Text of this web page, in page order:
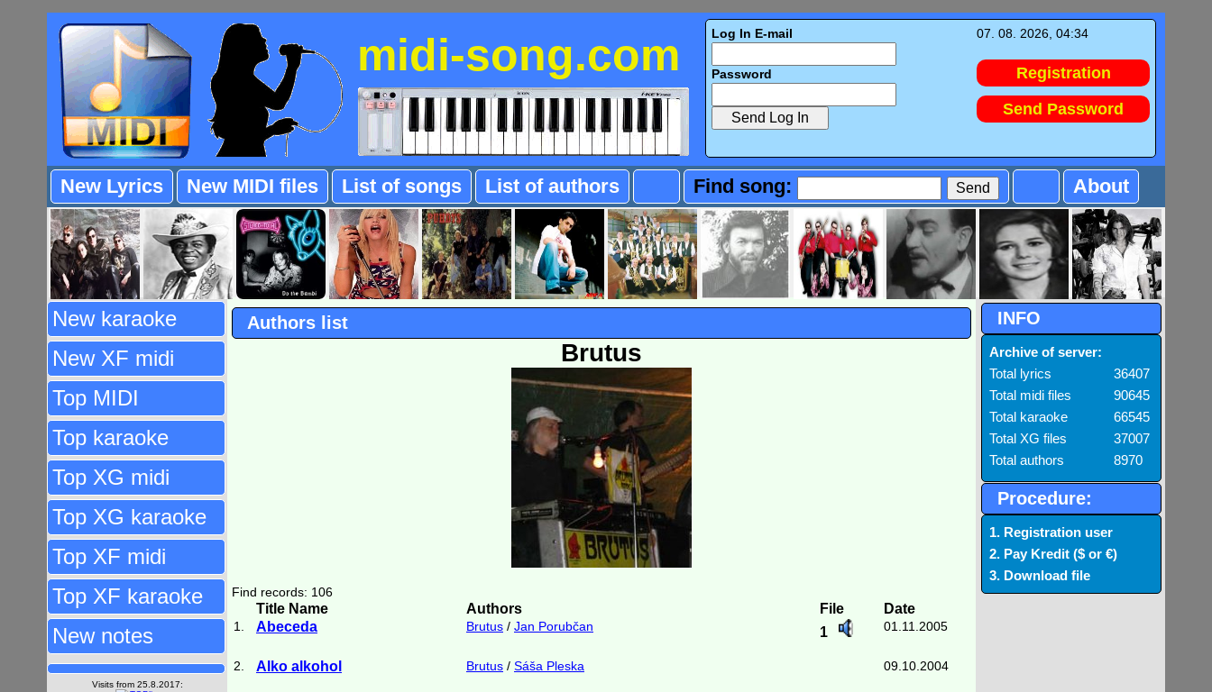
midi-song.com Log In E-mail
Password
07. 08. 2026, 04:34
Registration
Send Password
New Lyrics New MIDI files List of songs List of authors Find song: About
New karaoke
New XF midi
Top MIDI
Top karaoke
Top XG midi
Top XG karaoke
Top XF midi
Top XF karaoke
New notes
Visits from 25.8.2017:
Authors list
Brutus
Find records: 106
Title Name Authors File Date
1. Abeceda Brutus / Jan Porubčan 1 01.11.2005
2. Alko alkohol Brutus / Sáša Pleska 09.10.2004
INFO
Archive of server:
Total lyrics
36407
Total midi files
90645
Total karaoke
66545
Total XG files
37007
Total authors
8970
Procedure:
1. Registration user
2. Pay Kredit ($ or €)
3. Download file